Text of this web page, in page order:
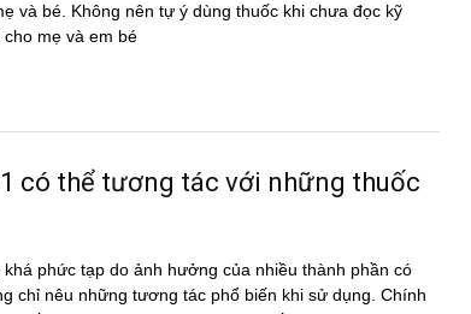
và bé. Không nên tự ý dùng thuốc khi chưa đọc kỹ
mẹ và em bé
có thể tương tác với những thuốc
phức tạp do ảnh hưởng của nhiều thành phần có
chỉ nêu những tương tác phổ biến khi sử dụng. Chính